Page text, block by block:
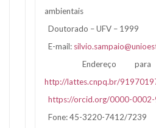
ambientais
Doutorado – UFV – 1999
E-mail:
Endereço para
http://lattes.cnpq.br/
https://orcid.org/0000-
Fone: 45-3220-7412/7239